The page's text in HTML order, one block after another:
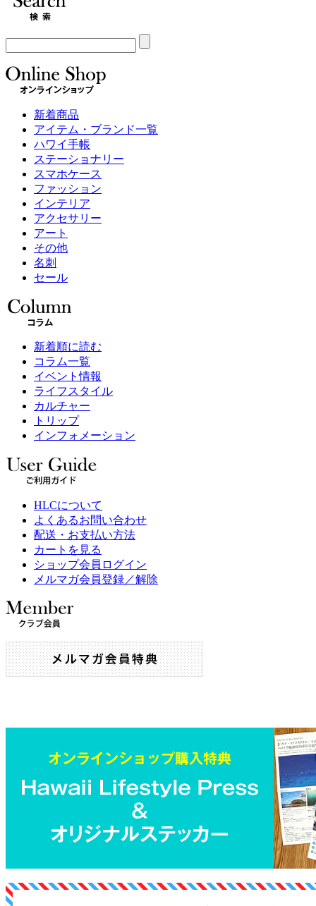
新着商品
アイテム・ブランド一覧
ハワイ手帳
ステーショナリー
スマホケース
ファッション
インテリア
アクセサリー
アート
その他
名刺
セール
新着順に読む
コラム一覧
イベント情報
ライフスタイル
カルチャー
トリップ
インフォメーション
HLCについて
よくあるお問い合わせ
配送・お支払い方法
カートを見る
ショップ会員ログイン
メルマガ会員登録／解除